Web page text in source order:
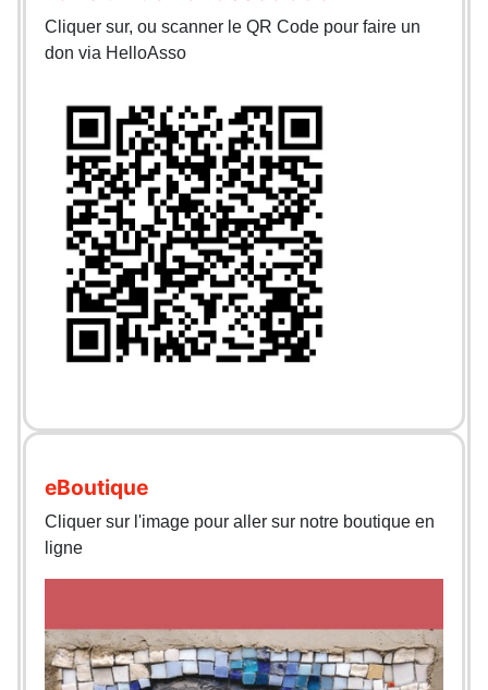
Cliquer sur, ou scanner le QR Code pour faire un
don via HelloAsso
eBoutique
Cliquer sur l'image pour aller sur notre boutique en
ligne